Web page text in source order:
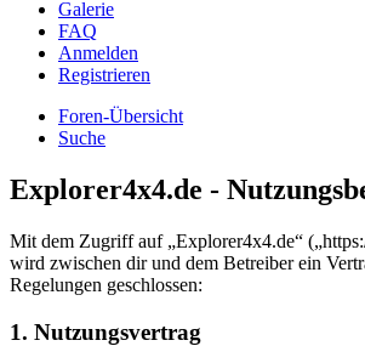
Galerie
FAQ
Anmelden
Registrieren
Foren-Übersicht
Suche
Explorer4x4.de -
Mit dem Zugriff auf „Explorer4x4.de“
wird zwischen dir und dem Betreiber ein
Regelungen geschlossen:
1. Nutzungsvertrag